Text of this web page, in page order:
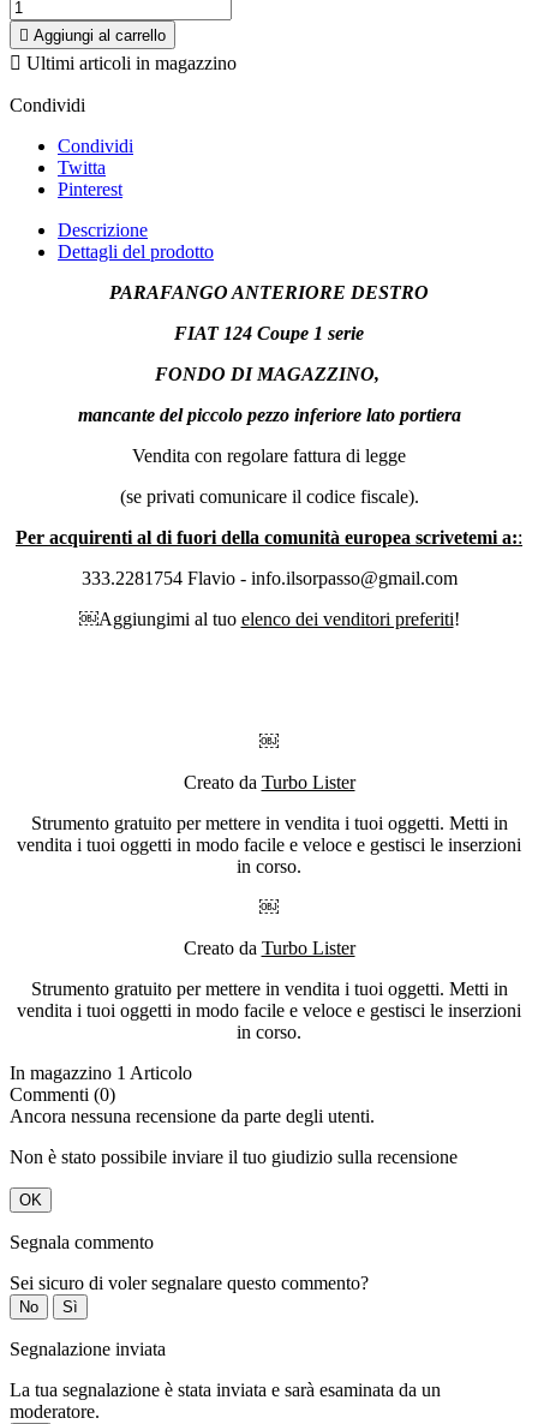
 Aggiungi al carrello
 Ultimi articoli in magazzino
Condividi
Condividi
Twitta
Pinterest
Descrizione
Dettagli del prodotto
PARAFANGO ANTERIORE DESTRO
FIAT 124 Coupe 1 serie
FONDO DI MAGAZZINO,
mancante del piccolo pezzo inferiore lato portiera
Vendita con regolare fattura di legge
(se privati comunicare il codice fiscale).
Per acquirenti al di fuori della comunità europea scrivetemi a::
333.2281754 Flavio - info.ilsorpasso@gmail.com
￼Aggiungimi al tuo elenco dei venditori preferiti!
￼
Creato da Turbo Lister
Strumento gratuito per mettere in vendita i tuoi oggetti. Metti in
vendita i tuoi oggetti in modo facile e veloce e gestisci le inserzioni
in corso.
￼
Creato da Turbo Lister
Strumento gratuito per mettere in vendita i tuoi oggetti. Metti in
vendita i tuoi oggetti in modo facile e veloce e gestisci le inserzioni
in corso.
In magazzino 1 Articolo
Commenti (0)
Ancora nessuna recensione da parte degli utenti.
Non è stato possibile inviare il tuo giudizio sulla recensione
OK
Segnala commento
Sei sicuro di voler segnalare questo commento?
No Sì
Segnalazione inviata
La tua segnalazione è stata inviata e sarà esaminata da un
moderatore.